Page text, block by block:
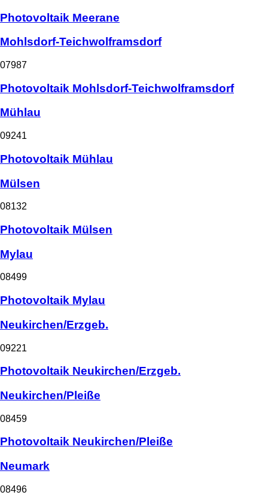
Photovoltaik Meerane
Mohlsdorf-Teichwolframsdorf
07987
Photovoltaik Mohlsdorf-Teichwolframsdorf
Mühlau
09241
Photovoltaik Mühlau
Mülsen
08132
Photovoltaik Mülsen
Mylau
08499
Photovoltaik Mylau
Neukirchen/Erzgeb.
09221
Photovoltaik Neukirchen/Erzgeb.
Neukirchen/Pleiße
08459
Photovoltaik Neukirchen/Pleiße
Neumark
08496